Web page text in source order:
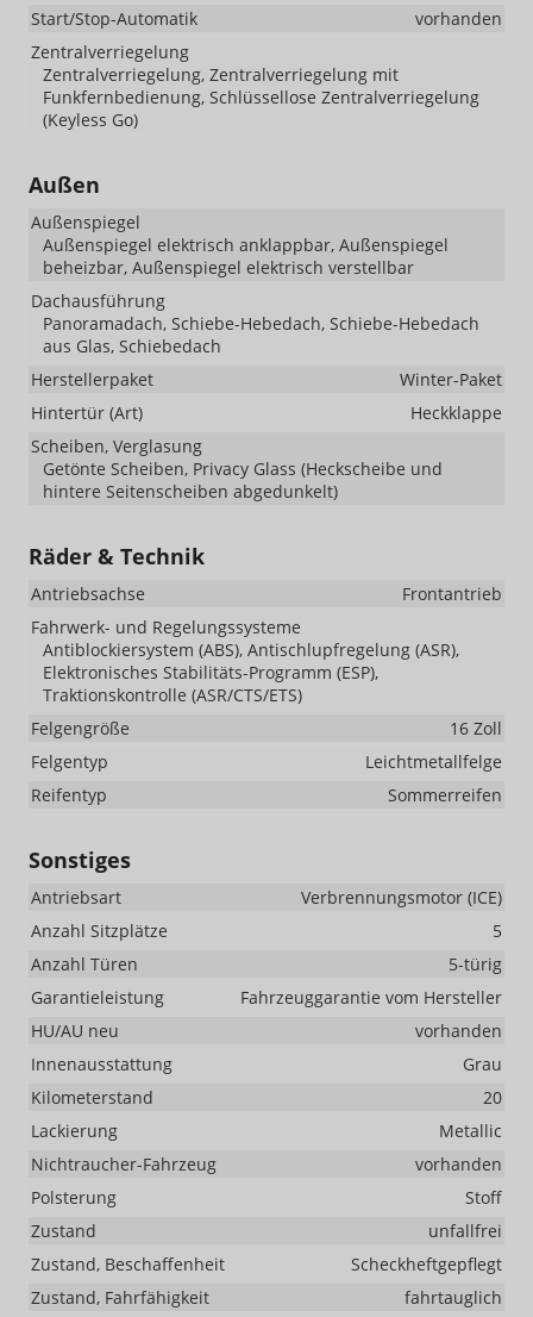
Start/Stop-Automatik
vorhanden
Zentralverriegelung
Zentralverriegelung, Zentralverriegelung mit
Funkfernbedienung, Schlüssellose Zentralverriegelung
(Keyless Go)
Außen
Außenspiegel
Außenspiegel elektrisch anklappbar, Außenspiegel
beheizbar, Außenspiegel elektrisch verstellbar
Dachausführung
Panoramadach, Schiebe-Hebedach, Schiebe-Hebedach
aus Glas, Schiebedach
Herstellerpaket
Winter-Paket
Hintertür (Art)
Heckklappe
Scheiben, Verglasung
Getönte Scheiben, Privacy Glass (Heckscheibe und
hintere Seitenscheiben abgedunkelt)
Räder & Technik
Antriebsachse
Frontantrieb
Fahrwerk- und Regelungssysteme
Antiblockiersystem (ABS), Antischlupfregelung (ASR),
Elektronisches Stabilitäts-Programm (ESP),
Traktionskontrolle (ASR/CTS/ETS)
Felgengröße
16 Zoll
Felgentyp
Leichtmetallfelge
Reifentyp
Sommerreifen
Sonstiges
Antriebsart
Verbrennungsmotor (ICE)
Anzahl Sitzplätze
5
Anzahl Türen
5-türig
Garantieleistung
Fahrzeuggarantie vom Hersteller
HU/AU neu
vorhanden
Innenausstattung
Grau
Kilometerstand
20
Lackierung
Metallic
Nichtraucher-Fahrzeug
vorhanden
Polsterung
Stoff
Zustand
unfallfrei
Zustand, Beschaffenheit
Scheckheftgepflegt
Zustand, Fahrfähigkeit
fahrtauglich